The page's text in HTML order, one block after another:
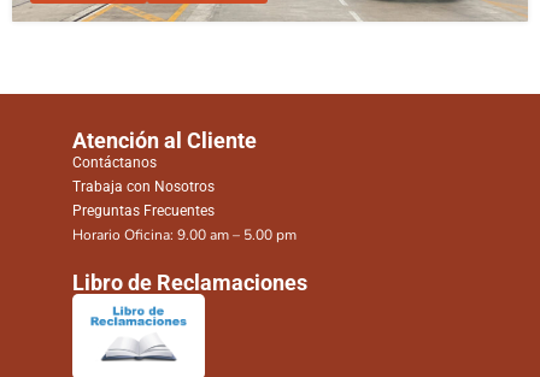
Atención al Cliente
Contáctanos
Trabaja con Nosotros
Preguntas Frecuentes
Horario Oficina: 9.00 am – 5.00 pm
Libro de Reclamaciones